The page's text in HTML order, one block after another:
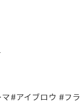
#アイブロウ #フ